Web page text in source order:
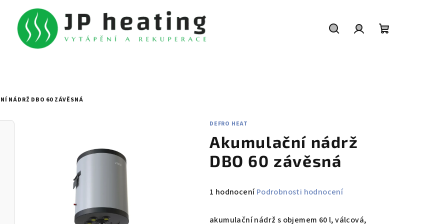
NÁDRŽ DBO 60 ZÁVĚSNÁ
DEFRO HEAT
Akumulační nádrž
DBO 60 závěsná
Průměrné
produktu
1 hodnocení Podrobnosti hodnocení
akumulační nádrž s objemem 60 l, válcová,